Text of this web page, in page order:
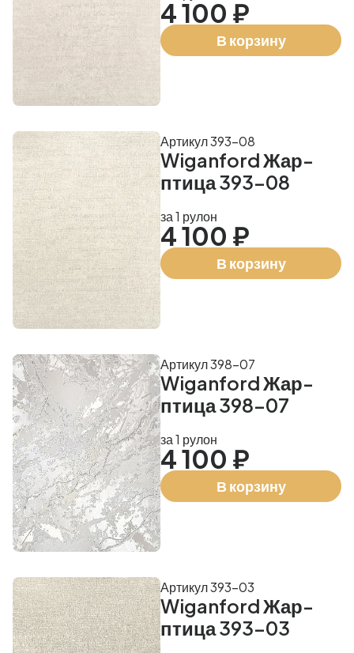
4 100 ₽
В корзину
Wiganford Жар-
птица 393-08
Артикул 393-08
за 1 рулон
4 100 ₽
В корзину
Wiganford Жар-
птица 398-07
Артикул 398-07
за 1 рулон
4 100 ₽
В корзину
Wiganford Жар-
птица 393-03
Артикул 393-03